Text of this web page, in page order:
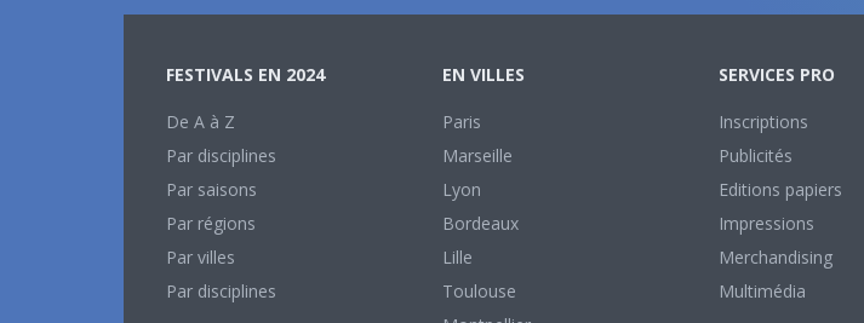
FESTIVALS EN 2024
De A à Z
Par disciplines
Par saisons
Par régions
Par villes
Par disciplines
EN VILLES
Paris
Marseille
Lyon
Bordeaux
Lille
Toulouse
SERVICES PRO
Inscriptions
Publicités
Editions papiers
Impressions
Merchandising
Multimédia